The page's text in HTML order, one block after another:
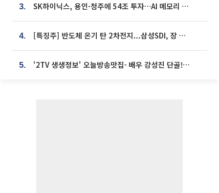
3. SK하이닉스, 용인·청주에 54조 투자…AI 메모리 생산기지 키운다
4. [특징주] 반도체 온기 탄 2차전지...삼성SDI, 장 초반 7% 넘게 껑충
5. '2TV 생생정보' 오늘방송맛집- 배우 강성진 단골! 쌀국수ㆍ푸팟퐁 커리 맛집 '블○○○'